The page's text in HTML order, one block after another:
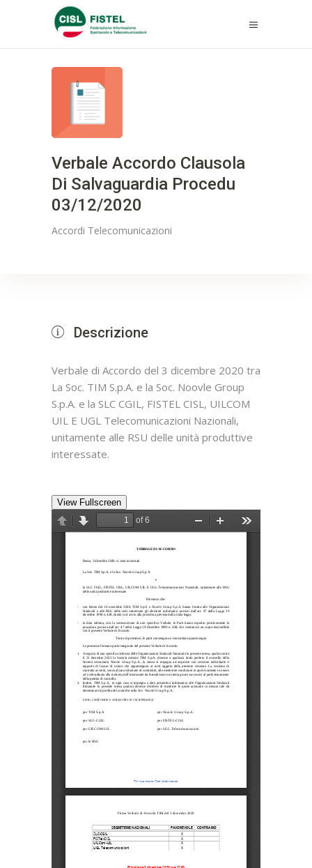
Verbale Accordo Clausola
Di Salvaguardia Procedu
03/12/2020
Accordi Telecomunicazioni
Descrizione
Verbale di Accordo del 3 dicembre 2020 tra
La Soc. TIM S.p.A. e la Soc. Noovle Group
S.p.A. e la SLC CGIL, FISTEL CISL, UILCOM
UIL E UGL Telecomunicazioni Nazionali,
unitamente alle RSU delle unità produttive
interessate.
View Fullscreen